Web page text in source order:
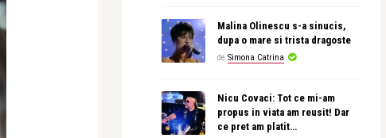
Malina Olinescu s-a sinucis,
dupa o mare si trista dragoste
de Simona Catrina
Nicu Covaci: Tot ce mi-am
propus in viata am reusit! Dar
ce pret am platit…